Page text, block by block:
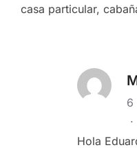
casa particular,
6
·
Hola